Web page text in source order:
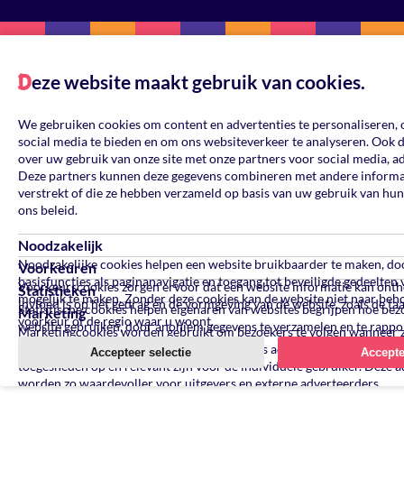
Deze website maakt gebruik van cookies.
We gebruiken cookies om content en advertenties te
social media te bieden en om ons websiteverkeer te analyseren. Ook
over uw gebruik van onze site met onze partners voor social media,
Deze partners kunnen deze gegevens combineren met andere
verstrekt of die ze hebben verzameld op basis van uw gebruik van
ons beleid.
Noodzakelijk
Noodzakelijke cookies helpen een website bruikbaarder te maken,
basisfuncties als paginanavigatie en toegang tot beveiligde gedeelten
mogelijk te maken. Zonder deze cookies kan de website niet naar
Voorkeuren
Voorkeurscookies zorgen ervoor dat een website informatie kan
invloed is op het gedrag en de vormgeving van de website, zoals de
voorkeur of de regio waar u woont.
Statistieken
Statistische cookies helpen eigenaren van websites begrijpen hoe
website gebruiken, door anoniem gegevens te verzamelen en te
Marketing
Marketingcookies worden gebruikt om bezoekers te volgen wanneer
verschillende websites bezoeken. Hun doel is advertenties
toegesneden op en relevant zijn voor de individuele gebruiker. Deze
worden zo waardevoller voor uitgevers en externe adverteerders.
Accepteer selectie